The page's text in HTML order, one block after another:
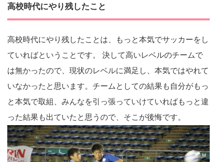
高校時代にやり残したこと
高校時代にやり残したことは、もっと本気でサッカーをし
ていればということです。 決して高いレベルのチームで
は無かったので、現状のレベルに満足し、本気ではやれて
いなかったと思います。チームとしての結果も自分がもっ
と本気で取組、みんなを引っ張っていけていればもっと違
った結果も出ていたと思うので、そこが後悔です。